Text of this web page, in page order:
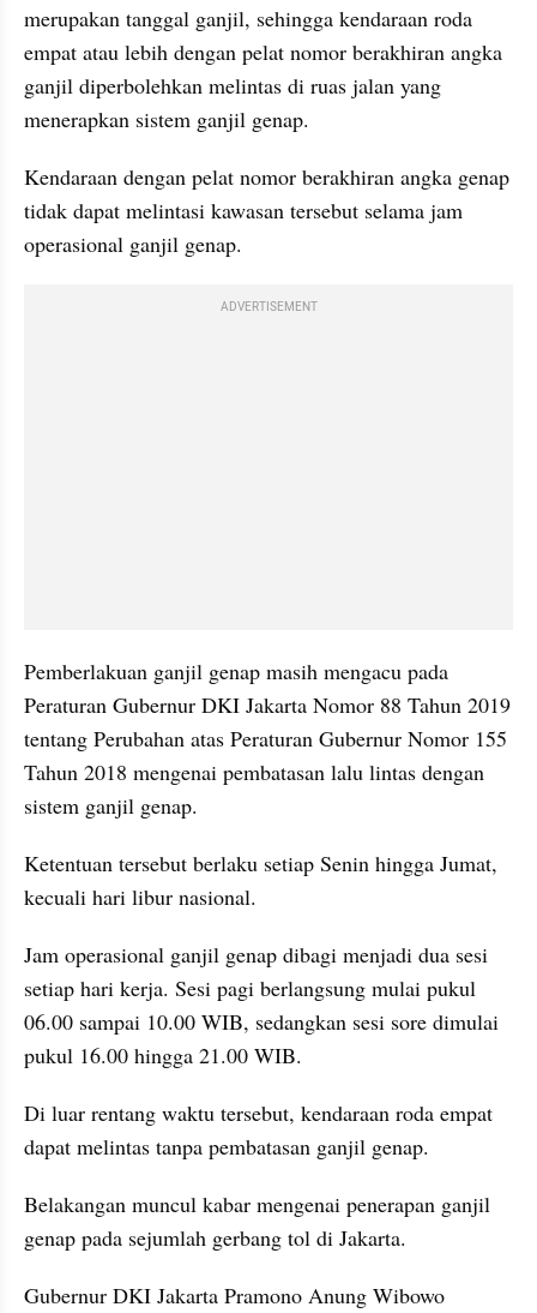
merupakan tanggal ganjil, sehingga kendaraan roda
empat atau lebih dengan pelat nomor berakhiran angka
ganjil diperbolehkan melintas di ruas jalan yang
menerapkan sistem ganjil genap.
Kendaraan dengan pelat nomor berakhiran angka genap
tidak dapat melintasi kawasan tersebut selama jam
operasional ganjil genap.
ADVERTISEMENT
Pemberlakuan ganjil genap masih mengacu pada
Peraturan Gubernur DKI Jakarta Nomor 88 Tahun 2019
tentang Perubahan atas Peraturan Gubernur Nomor 155
Tahun 2018 mengenai pembatasan lalu lintas dengan
sistem ganjil genap.
Ketentuan tersebut berlaku setiap Senin hingga Jumat,
kecuali hari libur nasional.
Jam operasional ganjil genap dibagi menjadi dua sesi
setiap hari kerja. Sesi pagi berlangsung mulai pukul
06.00 sampai 10.00 WIB, sedangkan sesi sore dimulai
pukul 16.00 hingga 21.00 WIB.
Di luar rentang waktu tersebut, kendaraan roda empat
dapat melintas tanpa pembatasan ganjil genap.
Belakangan muncul kabar mengenai penerapan ganjil
genap pada sejumlah gerbang tol di Jakarta.
Gubernur DKI Jakarta Pramono Anung Wibowo